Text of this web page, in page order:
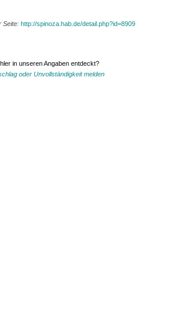
Seite:http://spinoza.hab.de/detail.php?id=8909
in unseren Angaben entdeckt?
oder Unvollständigkeit melden